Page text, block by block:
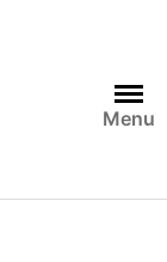
Menu